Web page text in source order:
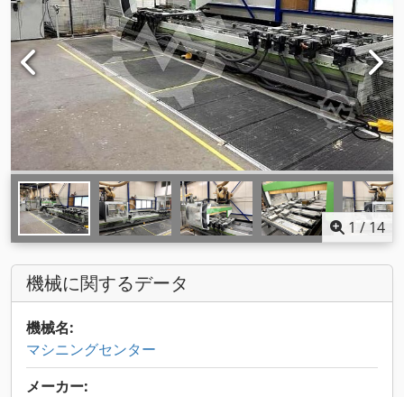
1 / 14
機械に関するデータ
機械名:
マシニングセンター
メーカー: